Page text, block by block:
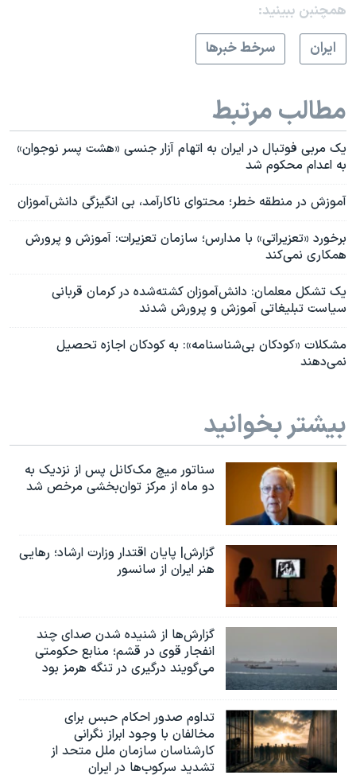
همچنبن ببینید:
ايران
سرخط خبرها
مطالب مرتبط
یک مربی فوتبال در ایران به اتهام آزار جنسی «هشت پسر نوجوان»
به اعدام محکوم شد
آموزش در منطقه خطر؛ محتوای ناکارآمد، بی انگیزگی دانش‌آموزان
برخورد «تعزیراتی» با مدارس؛ سازمان تعزیرات: آموزش و پرورش
همکاری نمی‌کند
یک تشکل معلمان: دانش‌آموزان کشته‌شده در کرمان قربانی
سیاست‌ تبلیغاتی آموزش و پرورش شدند
مشکلات «کودکان بی‌شناسنامه»: به کودکان اجازه تحصیل
نمی‌دهند
بیشتر بخوانید
سناتور میچ مک‌کانل پس از نزدیک به
دو ماه از مرکز توان‌بخشی مرخص شد
گزارش| پایان اقتدار وزارت ارشاد؛ رهایی
هنر ایران از سانسور
گزارش‌ها از شنیده شدن صدای چند
انفجار قوی در قشم؛ منابع حکومتی
می‌گویند درگیری در تنگه هرمز بود
تداوم صدور احکام حبس برای
مخالفان با وجود ابراز نگرانی
کارشناسان سازمان ملل متحد از
تشدید سرکوب‌ها در ایران